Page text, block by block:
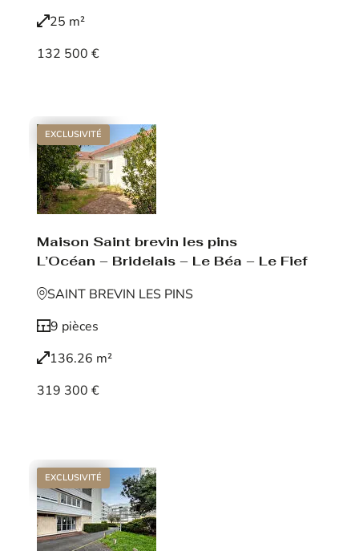
25 m²
132 500 €
EXCLUSIVITÉ
Maison Saint brevin les pins
L’Océan – Bridelais – Le Béa – Le Fief
SAINT BREVIN LES PINS
9 pièces
136.26 m²
319 300 €
EXCLUSIVITÉ